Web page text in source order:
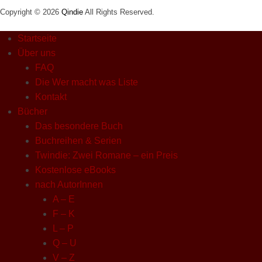
Copyright © 2026 Qindie All Rights Reserved.
Startseite
Über uns
FAQ
Die Wer macht was Liste
Kontakt
Bücher
Das besondere Buch
Buchreihen & Serien
Twindie: Zwei Romane – ein Preis
Kostenlose eBooks
nach AutorInnen
A – E
F – K
L – P
Q – U
V – Z